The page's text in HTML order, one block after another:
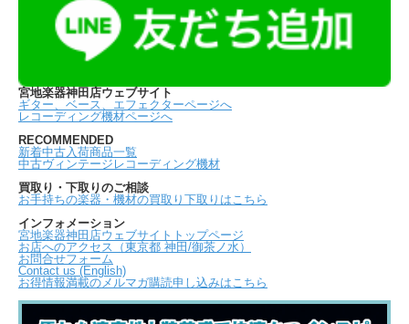
宮地楽器神田店ウェブサイト
ギター、ベース、エフェクターページへ
レコーディング機材ページへ
RECOMMENDED
新着中古入荷商品一覧
中古ヴィンテージレコーディング機材
買取り・下取りのご相談
お手持ちの楽器・機材の買取り下取りはこちら
インフォメーション
宮地楽器神田店ウェブサイトトップページ
お店へのアクセス（東京都 神田/御茶ノ水）
お問合せフォーム
Contact us (English)
お得情報満載のメルマガ購読申し込みはこちら